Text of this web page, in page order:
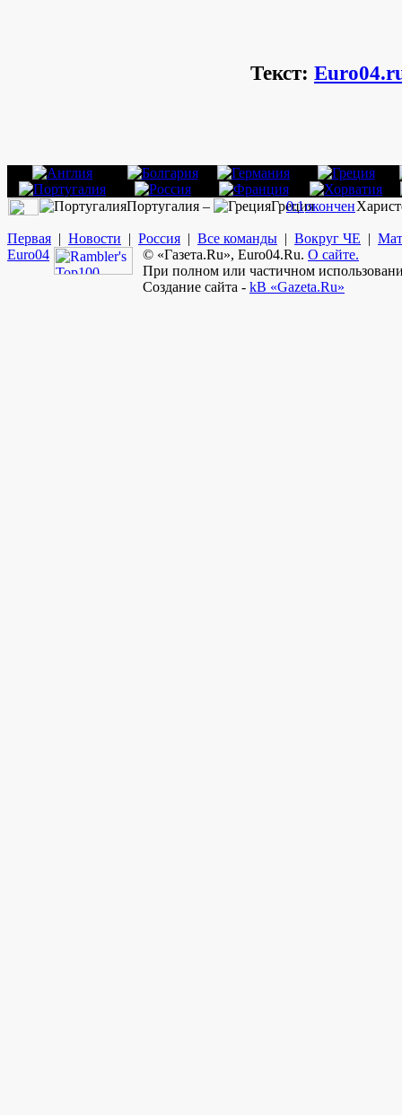
Текст:
Португалия – Греция
0:1окончен
Первая | Новости | Россия | Все команды | Вокруг ЧЕ |
Euro04 © «Газета.Ru», Euro04.Ru. О сайте.
При полном или частичном
Создание сайта - kB «Gazeta.Ru»